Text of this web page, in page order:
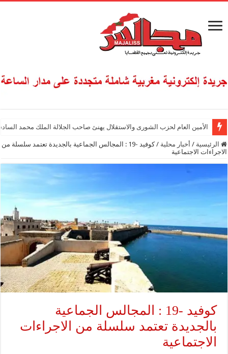
الأمين العام لحزب الشورى والاستقلال يهنئ صاحب الجلالة الملك محمد
الرئيسية / أخبار محلية /
كوفيد -19 : المجالس الجماعية بالجديدة تعتمد سلسلة من
الاجراءات الاجتماعية
كوفيد -19 : المجالس الجماعية
بالجديدة تعتمد سلسلة من الاجراءات
الاجتماعية